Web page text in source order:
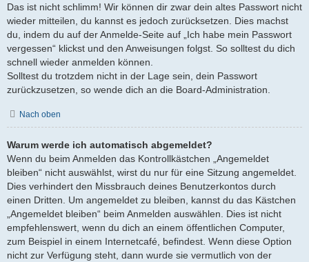
Das ist nicht schlimm! Wir können dir zwar dein altes Passwort nicht
wieder mitteilen, du kannst es jedoch zurücksetzen. Dies machst
du, indem du auf der Anmelde-Seite auf „Ich habe mein Passwort
vergessen“ klickst und den Anweisungen folgst. So solltest du dich
schnell wieder anmelden können.
Solltest du trotzdem nicht in der Lage sein, dein Passwort
zurückzusetzen, so wende dich an die Board-Administration.
Nach oben
Warum werde ich automatisch abgemeldet?
Wenn du beim Anmelden das Kontrollkästchen „Angemeldet
bleiben“ nicht auswählst, wirst du nur für eine Sitzung angemeldet.
Dies verhindert den Missbrauch deines Benutzerkontos durch
einen Dritten. Um angemeldet zu bleiben, kannst du das Kästchen
„Angemeldet bleiben“ beim Anmelden auswählen. Dies ist nicht
empfehlenswert, wenn du dich an einem öffentlichen Computer,
zum Beispiel in einem Internetcafé, befindest. Wenn diese Option
nicht zur Verfügung steht, dann wurde sie vermutlich von der